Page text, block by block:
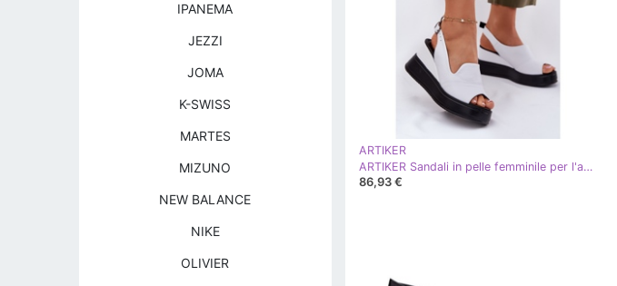
ARTIKER
ARTIKER Sandali in pelle femminile per l'antico artistirista 52C0483 BIANCO
86,93 €
IPANEMA
JEZZI
JOMA
K-SWISS
MARTES
MIZUNO
NEW BALANCE
NIKE
OLIVIER